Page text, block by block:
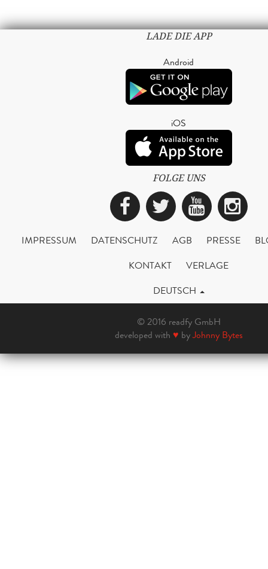
LADE DIE APP
Android
iOS
FOLGE UNS
Facebook
Twitter
IMPRESSUM DATENSCHUTZ AGB PRESSE
KONTAKT
VERLAGE
DEUTSCH
© 2016 readfy GmbH
developed with ♥ byJohnny Bytes